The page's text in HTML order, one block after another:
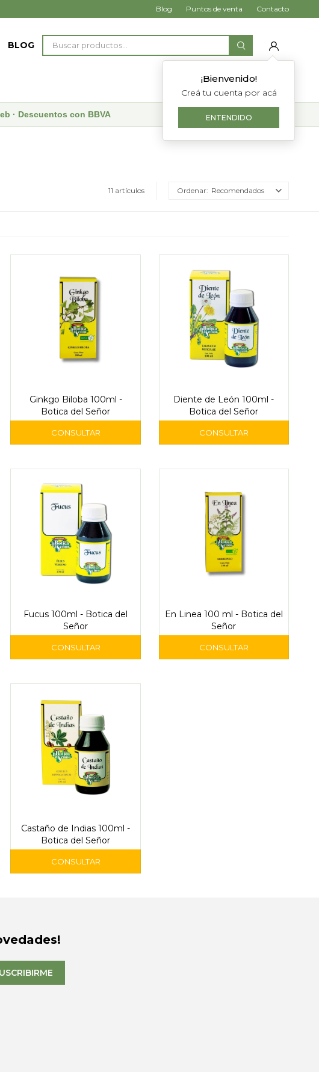
BLOG
¡Bienvenido!
Creá tu cuenta por acá
ENTENDIDO
Blog Puntos de venta Contacto
· Descuentos con BBVA
11 artículos Recomendados
Ginkgo Biloba 100ml -
Botica del Señor
Diente de León 100ml -
Botica del Señor
Fucus 100ml - Botica del
Señor
En Linea 100 ml - Botica del
Señor
Castaño de Indias 100ml -
Botica del Señor